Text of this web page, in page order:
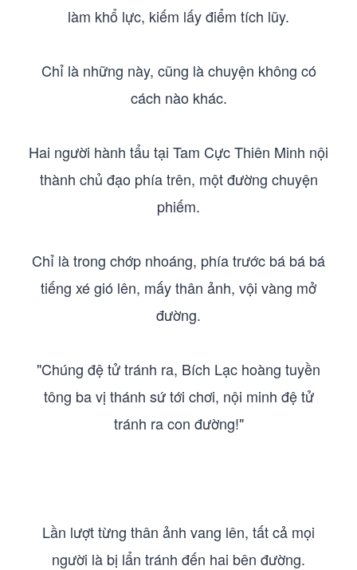
làm khổ lực, kiếm lấy điểm tích lũy.
Chỉ là những này, cũng là chuyện không có
cách nào khác.
Hai người hành tẩu tại Tam Cực Thiên Minh nội
thành chủ đạo phía trên, một đường chuyện
phiếm.
Chỉ là trong chớp nhoáng, phía trước bá bá bá
tiếng xé gió lên, mấy thân ảnh, vội vàng mở
đường.
"Chúng đệ tử tránh ra, Bích Lạc hoàng tuyền
tông ba vị thánh sứ tới chơi, nội minh đệ tử
tránh ra con đường!"
Lần lượt từng thân ảnh vang lên, tất cả mọi
người là bị lẩn tránh đến hai bên đường.